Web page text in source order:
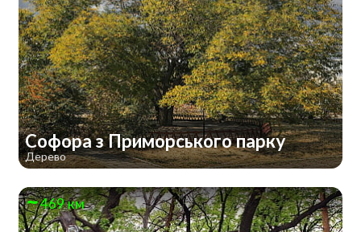
Софора з Приморського парку
Дерево
469 км